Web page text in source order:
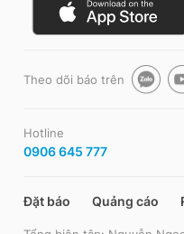
Theo dõi báo trên
Hotline
0906 645 777
Đặt báo Quảng cáo